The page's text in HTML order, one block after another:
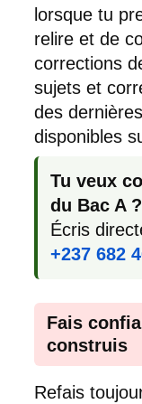
lorsque tu
relire et de
corrections
sujets et
des
disponibles
Tu veux
du Bac A ?
Écris
+237 682
Fais
construis
Refais